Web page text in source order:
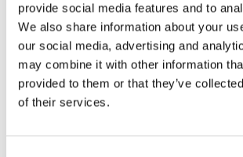
provide social media features and to
We also share information about your
our social media, advertising and
may combine it with other information
provided to them or that they’ve
of their services.
10 Dicembre 2019 | News | 0 Commenti
Continua a leggere